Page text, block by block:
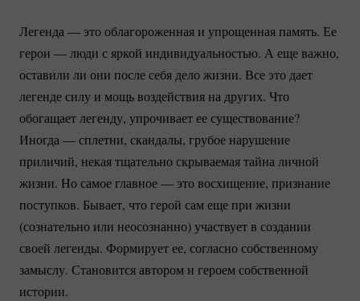
Легенда — это облагороженная и упрощенная память. Ее
герои — люди с яркой индивидуальностью. А еще важно,
оставили ли они после себя дело жизни. Все это дает
легенде силу и мощь воздействия на других. Что
обогащает легенду, упрочивает ее существование?
Иногда — сплетни, скандалы, грубое нарушение
приличий, некая тщательно скрываемая тайна личной
жизни. Но самое главное — это восхищение, признание
поступков. Бывает, что герой сам еще при жизни
(сознательно или неосознанно) участвует в создании
своей легенды. Формирует ее, согласно собственному
замыслу. Становится автором и героем собственной
истории.